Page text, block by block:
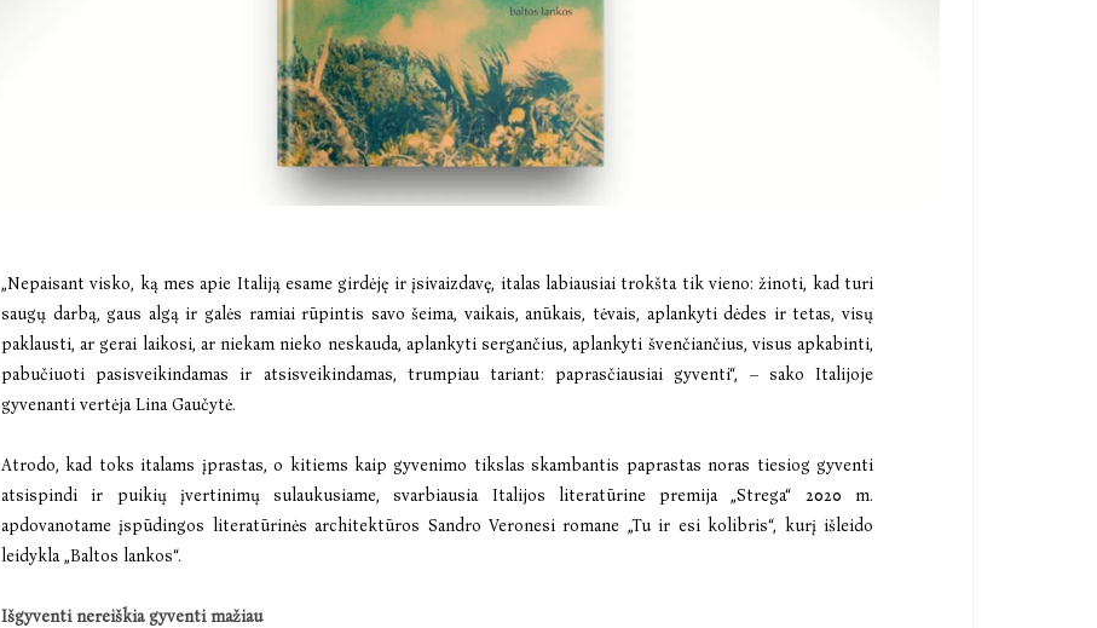
„Nepaisant visko, ką mes apie Italiją esame girdėję ir įsivaizdavę, italas labiausiai trokšta tik vieno: žinoti, kad turi
saugų darbą, gaus algą ir galės ramiai rūpintis savo šeima, vaikais, anūkais, tėvais, aplankyti dėdes ir tetas, visų
paklausti, ar gerai laikosi, ar niekam nieko neskauda, aplankyti sergančius, aplankyti švenčiančius, visus apkabinti,
pabučiuoti pasisveikindamas ir atsisveikindamas, trumpiau tariant: paprasčiausiai gyventi“, – sako Italijoje
gyvenanti vertėja Lina Gaučytė.
Atrodo, kad toks italams įprastas, o kitiems kaip gyvenimo tikslas skambantis paprastas noras tiesiog gyventi
atsispindi ir puikių įvertinimų sulaukusiame, svarbiausia Italijos literatūrine premija „Strega“ 2020 m.
apdovanotame įspūdingos literatūrinės architektūros Sandro Veronesi romane „Tu ir esi kolibris“, kurį išleido
leidykla „Baltos lankos“.
Išgyventi nereiškia gyventi mažiau